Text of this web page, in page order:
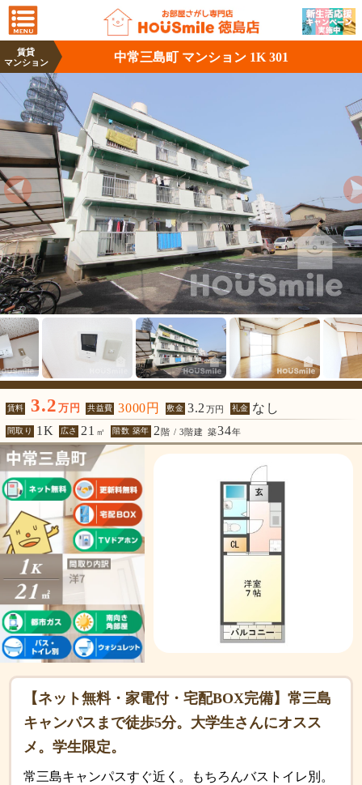
賃貸
マンション
中常三島町 マンション 1K 301
賃料 3.2 万円 共益費 3000円 敷金 3.2 万円 礼金 なし
間取り 1K 広さ 21 ㎡ 階数 築年 2階 / 3階建 築34年
【ネット無料・家電付・宅配BOX完備】常三島
キャンパスまで徒歩5分。大学生さんにオスス
メ。学生限定。
常三島キャンパスすぐ近く。もちろんバストイレ別。